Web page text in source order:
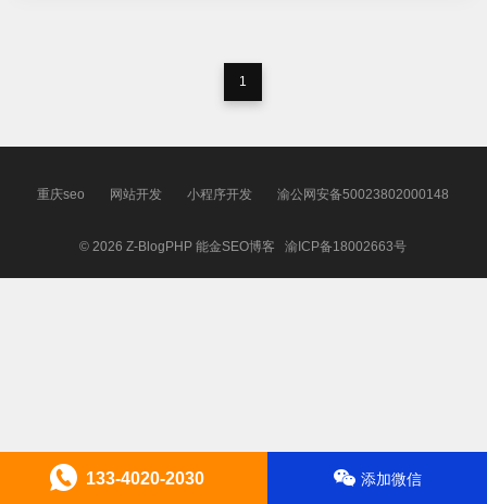
1
重庆seo 网站开发 小程序开发 渝公网安备50023802000148
© 2026Z-BlogPHP 能金SEO博客渝ICP备18002663号
133-4020-2030 添加微信